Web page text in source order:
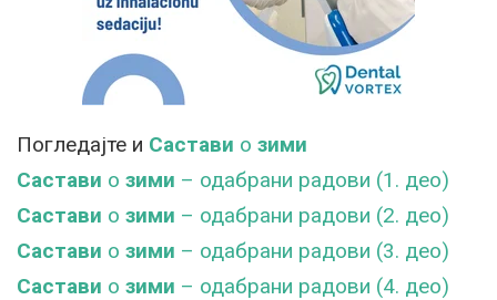
Погледајте и Састави о зими
Састави о зими – одабрани радови (1. део)
Састави о зими – одабрани радови (2. део)
Састави о зими – одабрани радови (3. део)
Састави о зими – одабрани радови (4. део)